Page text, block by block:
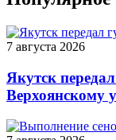
7 августа 2026
Якутск
Верхоянскому